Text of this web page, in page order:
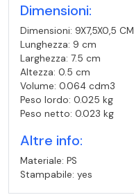
Dimensioni:
Dimensioni: 9X7,5X0,5 CM
Lunghezza: 9 cm
Larghezza: 7.5 cm
Altezza: 0.5 cm
Volume: 0.064 cdm3
Peso lordo: 0.025 kg
Peso netto: 0.023 kg
Altre info:
Materiale: PS
Stampabile: yes